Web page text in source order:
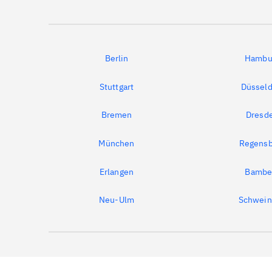
Berlin
Stuttgart
Bremen
München
Erlangen
Neu-Ulm